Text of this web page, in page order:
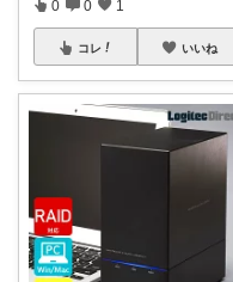
0 0 1
コレ いいね